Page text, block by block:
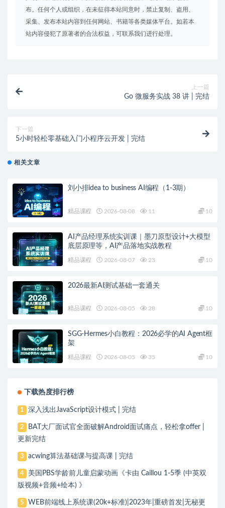
布。任何个人或组织，在未征得本站同意时，禁止复制、盗用、
采集、发布本站内容到任何网站、书籍等各类媒体平台。如若本
站内容侵犯了原著者的合法权益，可联系我们进行处理。
上一篇
Go 微服务实战 38 讲 | 完结
下一篇
5小时轻松零基础入门小程序云开发 | 完结
相关文章
刘小排idea to business AI编程（1-3期）
精品课程 2026-08-08 11 10
AI产品经理系统实训课｜墨刀原型设计+大模型
底层原理等，AI产品落地实战教程
精品课程 2026-08-07 23 10
2026最新AI测试基础一套通关
精品课程 2026-08-05 28 10
SGG-Hermes小白教程：2026必学的AI Agent框
架
精品课程 2026-08-05 35 10
下载热度排行榜
1 深入浅出JavaScript设计模式 | 完结
2
BAT大厂面试官全面破解Android面试痛点，轻松拿offer |
更新完结
3 acwing算法基础课与提高课 | 完结
4
美国PBS学龄前儿童启蒙动画《卡由 Caillou 1-5季 (中英双
版视频+音频+绘本) 》
5 WEB前端线上系统课(20k+标准)|2023年|重磅首发|无秘更